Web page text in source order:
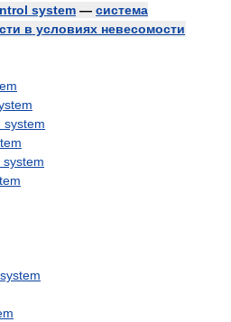
system — система
в условиях невесомости
system